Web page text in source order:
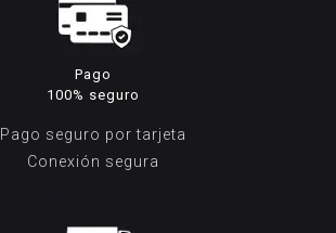
Pago
100% seguro
Pago seguro por tarjeta
Conexión segura